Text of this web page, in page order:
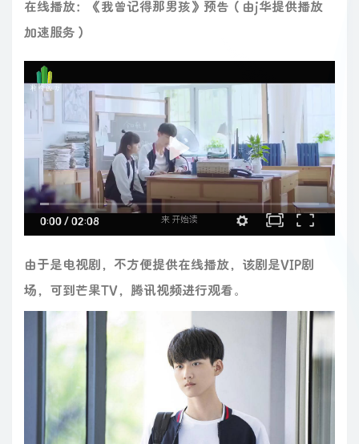
在线播放：《我曾记得那男孩》预告（由j华提供播放
加速服务）
0:00 /02:08
由于是电视剧，不方便提供在线播放，该剧是VIP剧
场，可到芒果TV，腾讯视频进行观看。